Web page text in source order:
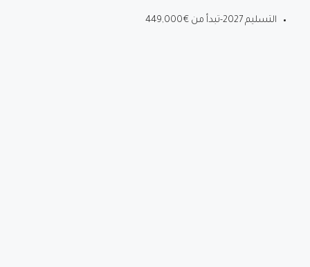
التسليم 2027-تبدأ من €449,000